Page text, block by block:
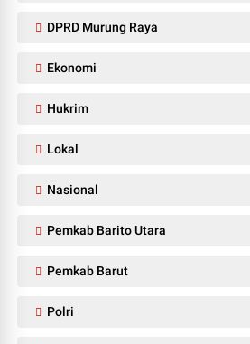
DPRD Murung Raya
Ekonomi
Hukrim
Lokal
Nasional
Pemkab Barito Utara
Pemkab Barut
Polri